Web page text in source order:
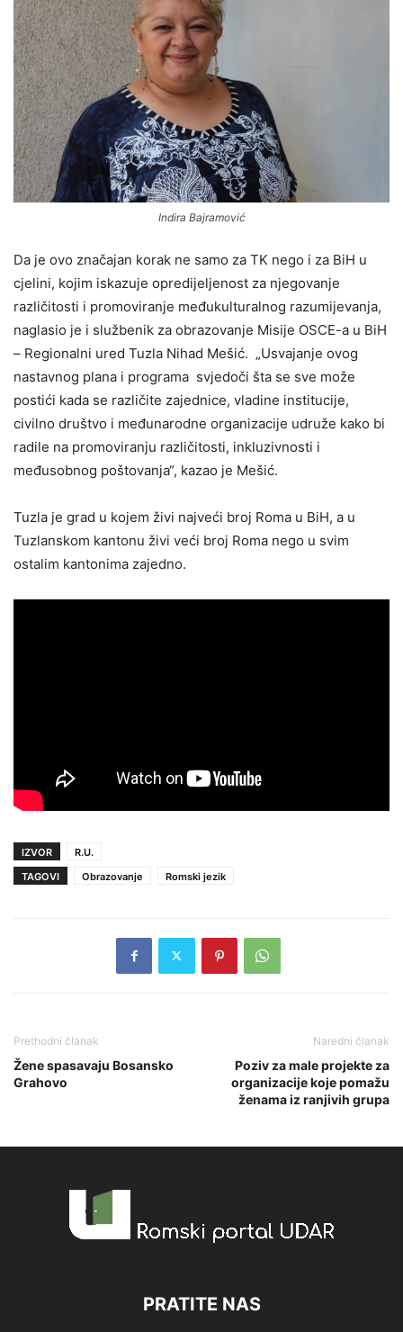
Indira Bajramović
Da je ovo značajan korak ne samo za TK nego i za BiH u
cjelini, kojim iskazuje opredijeljenost za njegovanje
različitosti i promoviranje međukulturalnog razumijevanja,
naglasio je i službenik za obrazovanje Misije OSCE-a u BiH
– Regionalni ured Tuzla Nihad Mešić. „Usvajanje ovog
nastavnog plana i programa svjedoči šta se sve može
postići kada se različite zajednice, vladine institucije,
civilno društvo i međunarodne organizacije udruže kako bi
radile na promoviranju različitosti, inkluzivnosti i
međusobnog poštovanja“, kazao je Mešić.
Tuzla je grad u kojem živi najveći broj Roma u BiH, a u
Tuzlanskom kantonu živi veći broj Roma nego u svim
ostalim kantonima zajedno.
IZVOR
R.U.
TAGOVI
Obrazovanje Romski jezik
Prethodni članak
Žene spasavaju Bosansko
Grahovo
Naredni članak
Poziv za male projekte za
organizacije koje pomažu
ženama iz ranjivih grupa
PRATITE NAS